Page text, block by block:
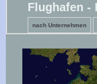
Flughafen -
nach Unternehmen